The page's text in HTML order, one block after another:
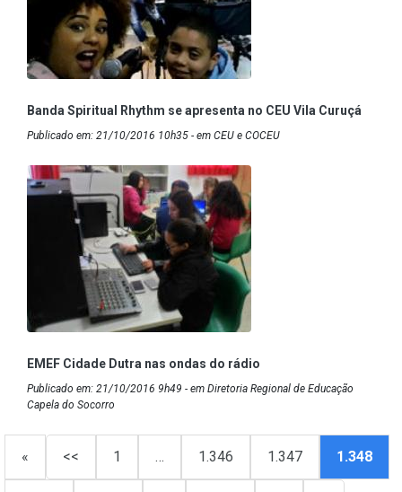
Banda Spiritual Rhythm se apresenta no CEU Vila Curuçá
Publicado em: 21/10/2016 10h35 - em CEU e COCEU
EMEF Cidade Dutra nas ondas do rádio
Publicado em: 21/10/2016 9h49 - em Diretoria Regional de Educação
Capela do Socorro
« << 1 … 1.346 1.347 1.348